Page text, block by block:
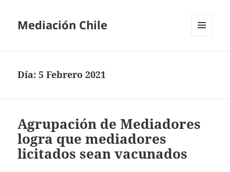
Mediación Chile
Día:5 Febrero 2021
Agrupación de Mediadores
logra que mediadores
licitados sean vacunados